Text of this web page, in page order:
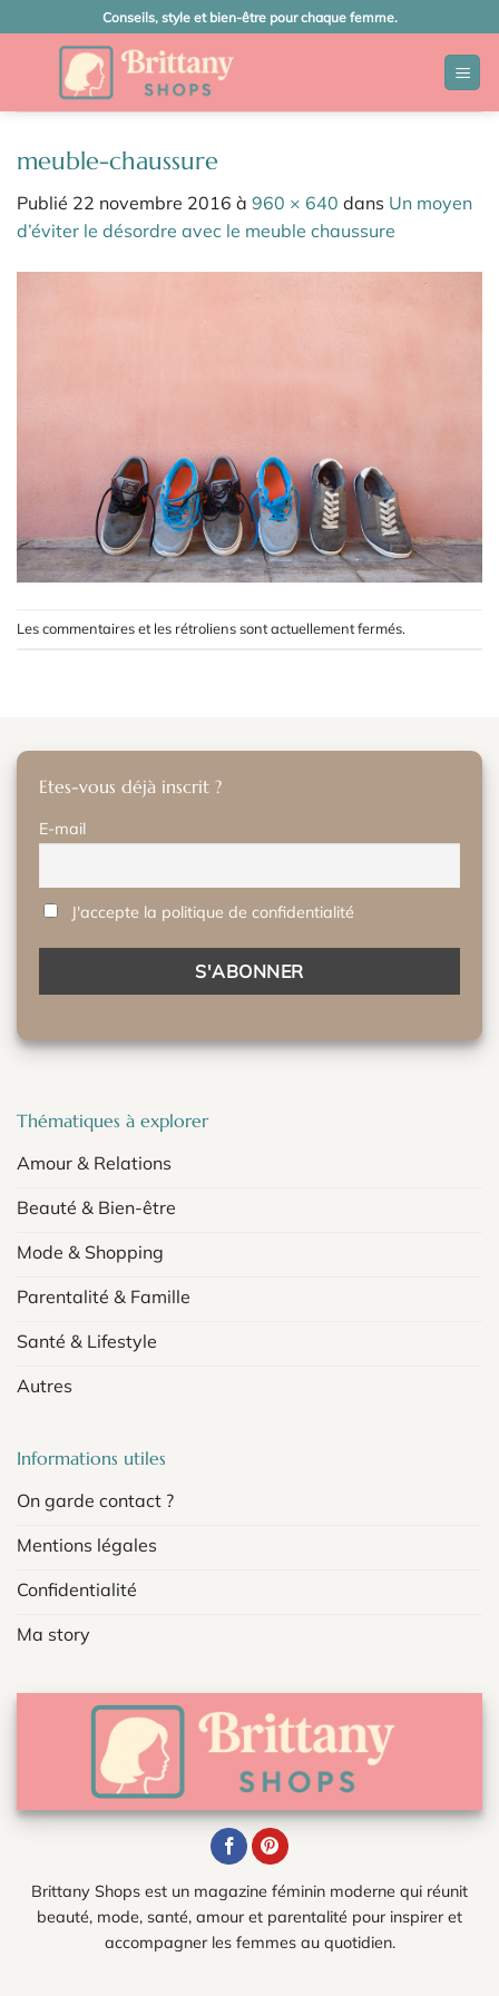
au
Conseils, style et bien-être pour chaque femme.
meuble-chaussure
Publié 22 novembre 2016 à 960 × 640 dans Un moyen
d’éviter le désordre avec le meuble chaussure
Les commentaires et les rétroliens sont actuellement fermés.
Etes-vous déjà inscrit ?
E-mail
J'accepte la politique de confidentialité
Thématiques à explorer
Amour & Relations
Beauté & Bien-être
Mode & Shopping
Parentalité & Famille
Santé & Lifestyle
Autres
Informations utiles
On garde contact ?
Mentions légales
Confidentialité
Ma story
Brittany Shops est un magazine féminin moderne qui réunit
beauté, mode, santé, amour et parentalité pour inspirer et
accompagner les femmes au quotidien.